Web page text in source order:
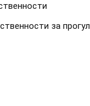
за прогул